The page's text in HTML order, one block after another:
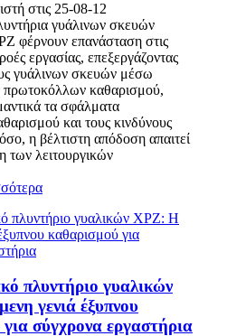
στις 25-08-12
γυάλινων σκευών
φέρνουν επανάσταση στις
εργασίας, επεξεργάζοντας
γυάλινων σκευών μέσω
πρωτοκόλλων καθαρισμού,
τα σφάλματα
και τους κινδύνους
η βέλτιστη απόδοση απαιτεί
των λειτουργικών
πλυντήριο γυαλικών
γενιά έξυπνου
σύγχρονα εργαστήρια